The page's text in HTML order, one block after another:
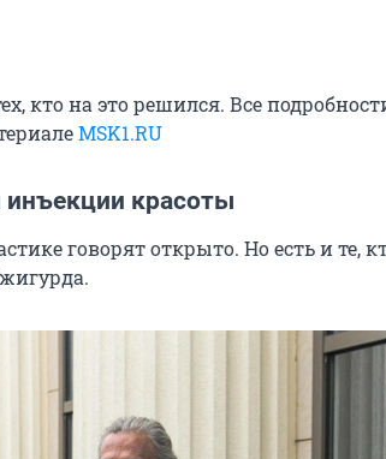
кто на это решился. Все
MSK1.RU
красоты
говорят открыто. Но есть и те,